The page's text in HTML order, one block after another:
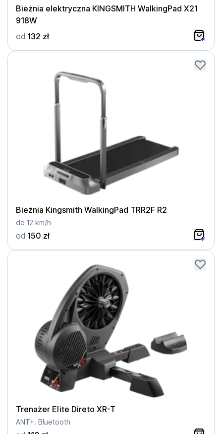
Bieżnia elektryczna KINGSMITH WalkingPad X21
918W
od 132 zł
Bieżnia Kingsmith WalkingPad TRR2F R2
do 12 km/h
od 150 zł
Trenażer Elite Direto XR-T
ANT+, Bluetooth